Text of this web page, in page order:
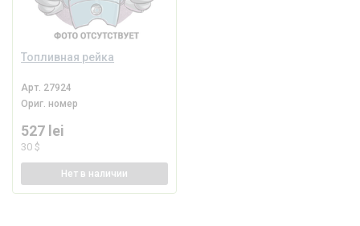
Топливная рейка
Арт. 27924
Ориг. номер
527 lei
30 $
Нет в наличии